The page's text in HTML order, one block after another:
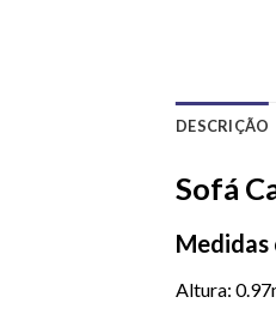
DESCRIÇÃO
Sofá
Medidas
Altura: